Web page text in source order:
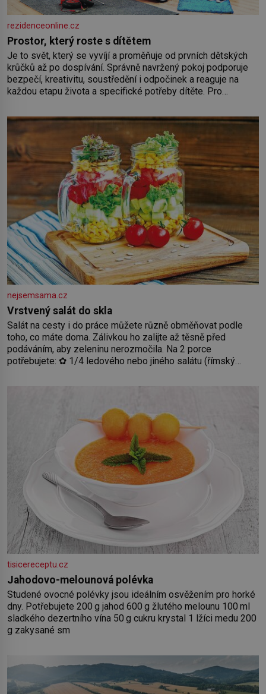
rezidenceonline.cz
Prostor, který roste s dítětem
Je to svět, který se vyvíjí a proměňuje od prvních dětských
krůčků až po dospívání. Správně navržený pokoj podporuje
bezpečí, kreativitu, soustředění i odpočinek a reaguje na
každou etapu života a specifické potřeby dítěte. Pro
by pokoj miminka měl působit především klidně a útulně.
Předškolní věk je
nejsemsama.cz
Vrstvený salát do skla
Salát na cesty i do práce můžete různě obměňovat podle
toho, co máte doma. Zálivkou ho zalijte až těsně před
podáváním, aby zeleninu nerozmočila. Na 2 porce
potřebujete: ✿ 1/4 ledového nebo jiného salátu (římský
2 rajčata Zálivka: ✿ 4 lžíce olivového oleje ✿ 1 lžíci citronové
tisicereceptu.cz
Jahodovo-melounová polévka
Studené ovocné polévky jsou ideálním osvěžením pro horké
dny. Potřebujete 200 g jahod 600 g žlutého melounu 100 ml
sladkého dezertního vína 50 g cukru krystal 1 lžíci medu 200
g zakysané sm